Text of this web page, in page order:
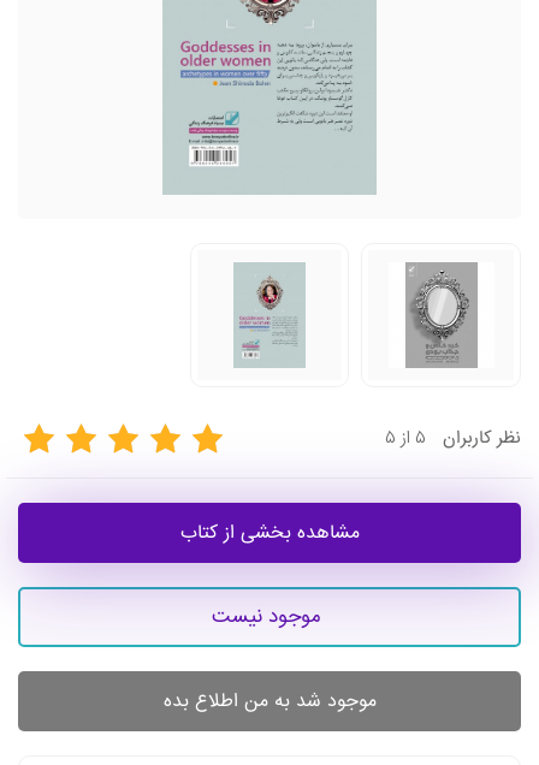
نظرکاربران
مشاهده بخشی از کتاب
موجود نیست
موجود شد به من اطلاع بده